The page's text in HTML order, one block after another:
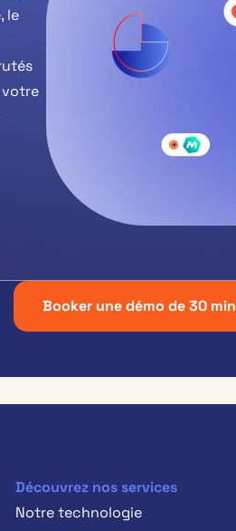
le
votre
Booker une démo de 30 min
Découvrez nos services
Notre technologie